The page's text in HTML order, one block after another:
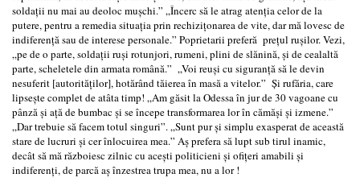
soldaţii nu mai au deoloc muşchi.” „Încerc să le atrag atenţia celor de la
putere, pentru a remedia situaţia prin rechiziţonarea de vite, dar mă lovesc de
indiferenţă sau de interese personale.” Poprietarii preferă preţul ruşilor. Vezi,
„pe de o parte, soldaţii ruşi rotunjori, rumeni, plini de slănină, şi de cealaltă
parte, scheletele din armata română.” „Voi reuşi cu siguranţă să le devin
nesuferit [autorităţilor], hotărând tăierea în masă a vitelor.” Şi rufăria, care
lipseşte complet de atâta timp! „Am găsit la Odessa în jur de 30 vagoane cu
pânză şi aţă de bumbac şi se începe transformarea lor în cămăşi şi izmene.”
„Dar trebuie să facem totul singuri”. „Sunt pur şi simplu exasperat de această
stare de lucruri şi cer înlocuirea mea.” Aş prefera să lupt sub tirul inamic,
decât să mă războiesc zilnic cu aceşti politicieni şi ofiţeri amabili şi
indiferenţi, de parcă aş înzestrea trupa mea, nu a lor !